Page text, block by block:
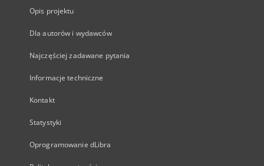
Opis projektu
Dla autorów i wydawców
Najczęściej zadawane pytania
Informacje techniczne
Kontakt
Statystyki
Oprogramowanie dLibra